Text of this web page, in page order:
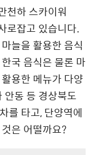
천하 스카이워
로잡고 있습니다.
늘을 활용한 음식
국 음식은 물론 마
용한 메뉴가 다양
안동 등 경상북도
를 타고, 단양역에
은 어떨까요?